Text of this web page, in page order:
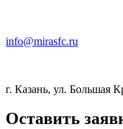
info@mirasfc.ru
г. Казань, ул. Большая
Оставить